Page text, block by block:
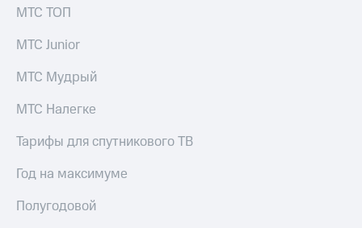
МТС ТОП
МТС Junior
МТС Мудрый
МТС Налегке
Тарифы для спутникового ТВ
Год на максимуме
Полугодовой